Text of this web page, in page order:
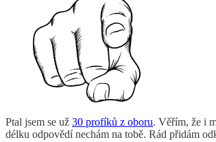
Ptal jsem se už 30 profíků z oboru. Věřím, že i
délku odpovědí nechám na tobě. Rád přidám